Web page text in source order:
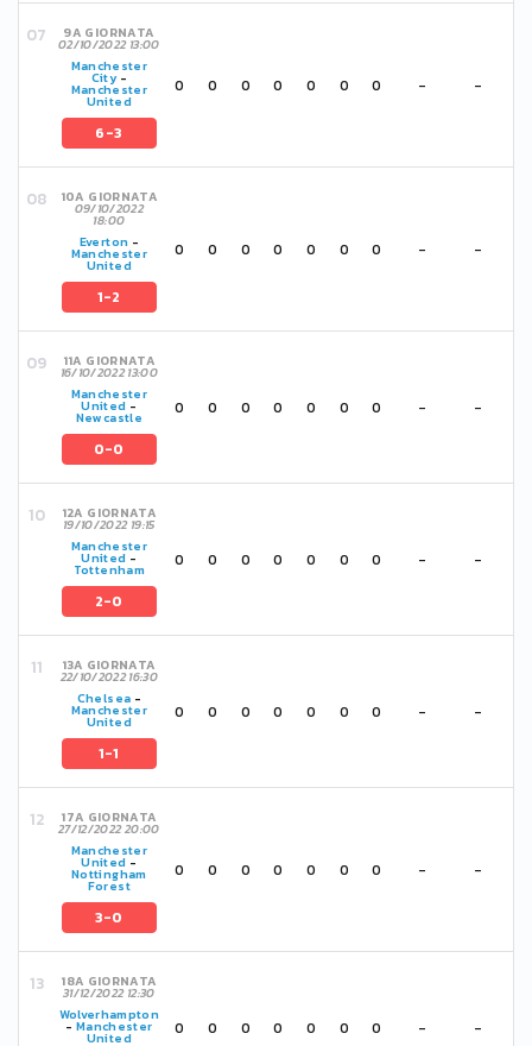
9A GIORNATA
02/10/2022 13:00
Manchester
City-
Manchester
United
6-3
0 0 0 0 0 0 0 - -
10A GIORNATA
09/10/2022
18:00
Everton -
Manchester
United
1-2
0 0 0 0 0 0 0 - -
11A GIORNATA
16/10/2022 13:00
Manchester
United -
Newcastle
0-0
0 0 0 0 0 0 0 - -
12A GIORNATA
19/10/2022 19:15
Manchester
United -
Tottenham
2-0
0 0 0 0 0 0 0 - -
13A GIORNATA
22/10/2022 16:30
Chelsea -
Manchester
United
1-1
0 0 0 0 0 0 0 - -
17A GIORNATA
27/12/2022 20:00
Manchester
United -
Nottingham
Forest
3-0
0 0 0 0 0 0 0 - -
18A GIORNATA
31/12/2022 12:30
Wolverhampton
- Manchester
United 0 0 0 0 0 0 0 - -